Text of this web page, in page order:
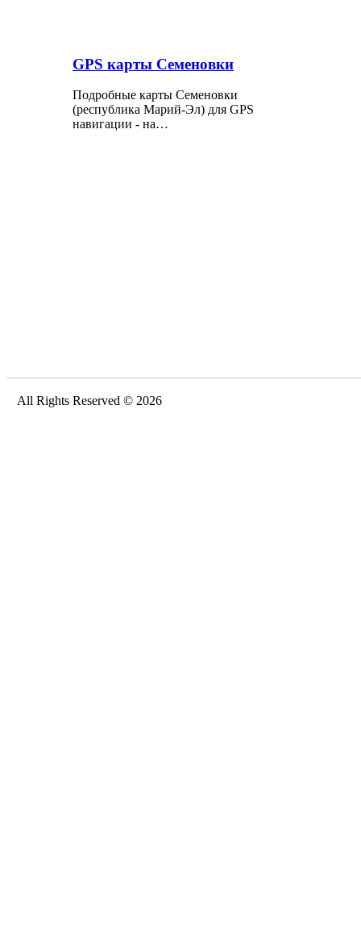
GPS карты Семеновки
Подробные карты Семеновки
(республика Марий-Эл) для GPS
навигации - на…
All Rights Reserved © 2026